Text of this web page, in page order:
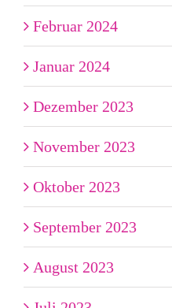
Februar 2024
Januar 2024
Dezember 2023
November 2023
Oktober 2023
September 2023
August 2023